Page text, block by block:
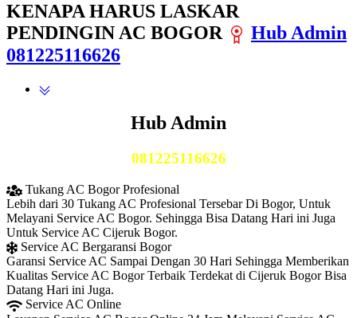
KENAPA HARUS LASKAR
PENDINGIN AC BOGOR
Hub Admin
081225116626
Hub Admin
081225116626
Tukang AC Bogor Profesional
Lebih dari 30 Tukang AC Profesional Tersebar Di Bogor, Untuk
Melayani Service AC Bogor. Sehingga Bisa Datang Hari ini Juga
Untuk Service AC Cijeruk Bogor.
Service AC Bergaransi Bogor
Garansi Service AC Sampai Dengan 30 Hari Sehingga Memberikan
Kualitas Service AC Bogor Terbaik Terdekat di Cijeruk Bogor Bisa
Datang Hari ini Juga.
Service AC Online